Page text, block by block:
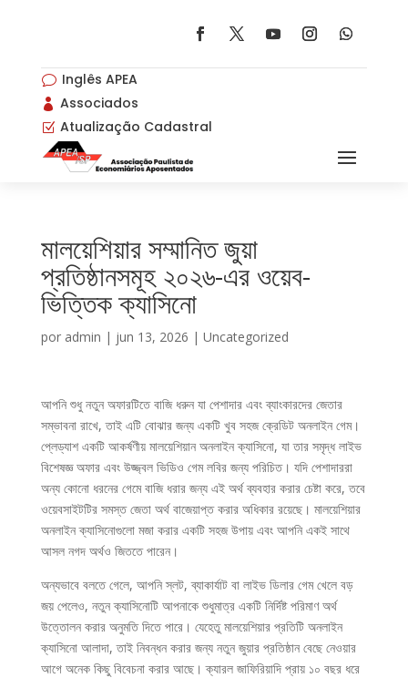
v Inglês APEA
 Associados
Z Atualização Cadastral
মালয়েশিয়ার সম্মানিত জুয়া
প্রতিষ্ঠানসমূহ ২০২৬-এর ওয়েব-
ভিত্তিক ক্যাসিনো
por admin | jun 13, 2026 | Uncategorized
আপনি শুধু নতুন অফারটিতে বাজি ধরুন যা পেশাদার এবং ব্যাংকারদের জেতার
সম্ভাবনা রাখে, তাই এটি বোঝার জন্য একটি খুব সহজ ক্রেডিট অনলাইন গেম।
প্লেড্যাশ একটি আকর্ষণীয় মালয়েশিয়ান অনলাইন ক্যাসিনো, যা তার সমৃদ্ধ লাইভ
বিশেষজ্ঞ অফার এবং উজ্জ্বল ভিডিও গেম লবির জন্য পরিচিত। যদি পেশাদাররা
অন্য কোনো ধরনের গেমে বাজি ধরার জন্য এই অর্থ ব্যবহার করার চেষ্টা করে, তবে
ওয়েবসাইটটির সমস্ত জেতা অর্থ বাজেয়াপ্ত করার অধিকার রয়েছে। মালয়েশিয়ার
অনলাইন ক্যাসিনোগুলো মজা করার একটি সহজ উপায় এবং আপনি একই সাথে
আসল নগদ অর্থও জিততে পারেন।
অন্যভাবে বলতে গেলে, আপনি স্লট, ব্যাকার্যাট বা লাইভ ডিলার গেম খেলে বড়
জয় পেলেও, নতুন ক্যাসিনোটি আপনাকে শুধুমাত্র একটি নির্দিষ্ট পরিমাণ অর্থ
উত্তোলন করার অনুমতি দিতে পারে। যেহেতু মালয়েশিয়ার প্রতিটি অনলাইন
ক্যাসিনো আলাদা, তাই নিবন্ধন করার জন্য নতুন জুয়ার প্রতিষ্ঠান বেছে নেওয়ার
আগে অনেক কিছু বিবেচনা করার আছে। ক্যারল জাফিরিয়াদি প্রায় ১০ বছর ধরে